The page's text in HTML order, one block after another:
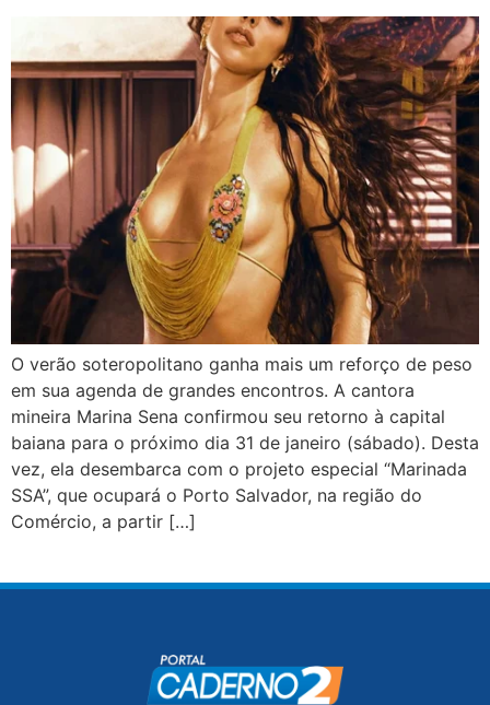
O verão soteropolitano ganha mais um reforço de peso
em sua agenda de grandes encontros. A cantora
mineira Marina Sena confirmou seu retorno à capital
baiana para o próximo dia 31 de janeiro (sábado). Desta
vez, ela desembarca com o projeto especial “Marinada
SSA”, que ocupará o Porto Salvador, na região do
Comércio, a partir […]